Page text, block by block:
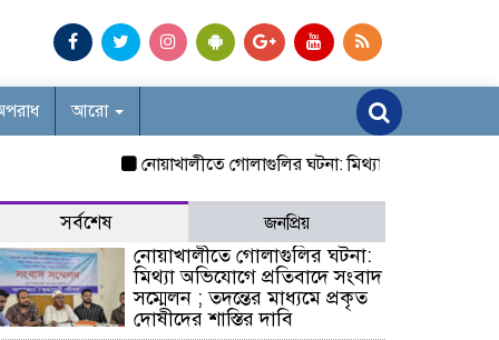
আরো
নোয়াখালীতে গোলাগুলির ঘটনা: মিথ্যা অভিযোগে প্রতিবাদে
সর্বশেষ জনপ্রিয়
নোয়াখালীতে গোলাগুলির ঘটনা:
মিথ্যা অভিযোগে প্রতিবাদে সংবাদ
সম্মেলন ; তদন্তের মাধ্যমে প্রকৃত
দোষীদের শাস্তির দাবি